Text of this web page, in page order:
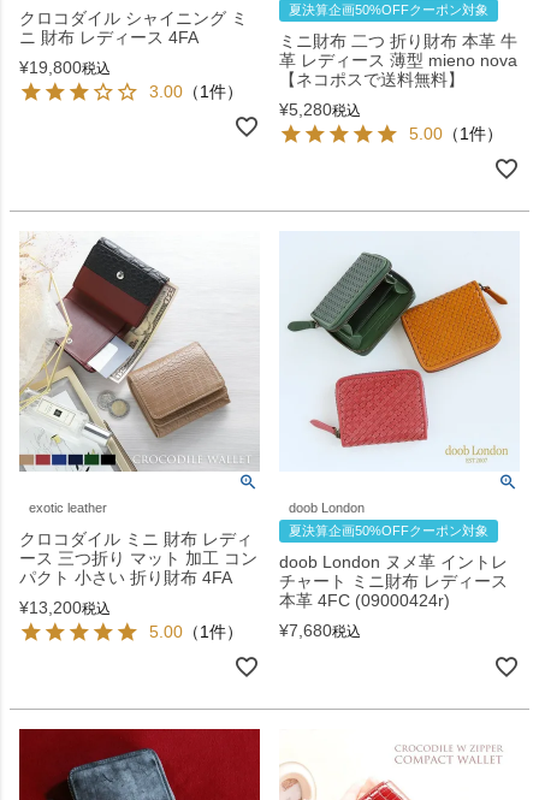
クロコダイル シャイニング ミ
ニ 財布 レディース 4FA
¥19,800税込
3.00 （1件）
夏決算企画50%OFFクーポン対象
ミニ財布 二つ 折り財布 本革 牛
革 レディース 薄型 mieno nova
【ネコポスで送料無料】
¥5,280税込
5.00 （1件）
exotic leather
クロコダイル ミニ 財布 レディ
ース 三つ折り マット 加工 コン
パクト 小さい 折り財布 4FA
¥13,200税込
5.00 （1件）
doob London
夏決算企画50%OFFクーポン対象
doob London ヌメ革 イントレ
チャート ミニ財布 レディース
本革 4FC (09000424r)
¥7,680税込